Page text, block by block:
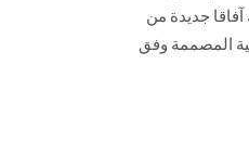
جديدة من
المصممة وفق